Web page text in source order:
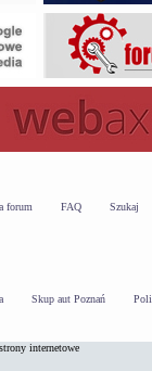
forum FAQ Szukaj
Skup aut Poznań
internetowe